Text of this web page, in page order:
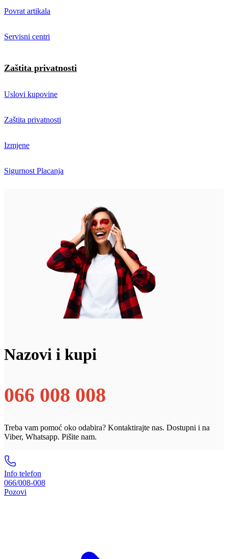
Povrat artikala
Servisni centri
Zaštita privatnosti
Uslovi kupovine
Zaštita privatnosti
Izmjene
Sigurnost Placanja
Nazovi i kupi
066 008 008
Treba vam pomoć oko odabira? Kontaktirajte nas. Dostupni i na
Viber, Whatsapp. Pišite nam.
Info telefon
066/008-008
Pozovi